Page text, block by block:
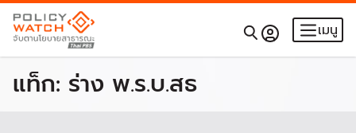
เมนู
แท็ก: ร่าง พ.ร.บ.สธ